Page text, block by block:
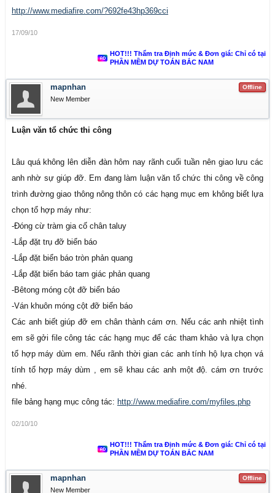
http://www.mediafire.com/?692fe43hp369cci
17/09/10
HOT!!! Thẩm tra Định mức & Đơn giá: Chỉ có tại
PHẦN MỀM DỰ TOÁN BẮC NAM
Offline
mapnhan
New Member
Luận văn tổ chức thi công
Lâu quá không lên diễn đàn hôm nay rãnh cuối tuần nên giao lưu các
anh nhờ sự giúp đỡ. Em đang làm luận văn tổ chức thi công về công
trình đường giao thông nông thôn có các hạng mục em không biết lựa
chọn tổ hợp máy như:
-Đóng cừ tràm gia cố chân taluy
-Lắp đặt trụ đỡ biển báo
-Lắp đặt biển báo tròn phản quang
-Lắp đặt biển báo tam giác phản quang
-Bêtong móng cột đỡ biển báo
-Ván khuôn móng cột đỡ biển báo
Các anh biết giúp đỡ em chân thành cám ơn. Nếu các anh nhiệt tình
em sẽ gởi file công tác các hạng mục để các tham khảo và lựa chọn
tổ hợp máy dùm em. Nếu rãnh thời gian các anh tính hộ lựa chọn vá
tính tổ hợp máy dùm , em sẽ khau các anh một độ. cám ơn trước
nhé.
file bảng hạng mục công tác: http://www.mediafire.com/myfiles.php
02/10/10
HOT!!! Thẩm tra Định mức & Đơn giá: Chỉ có tại
PHẦN MỀM DỰ TOÁN BẮC NAM
Offline
mapnhan
New Member